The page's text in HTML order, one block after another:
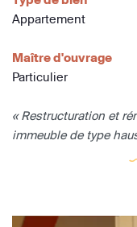
Appartement
Maître d'ouvrage
Particulier
« Restructuration et
immeuble de type